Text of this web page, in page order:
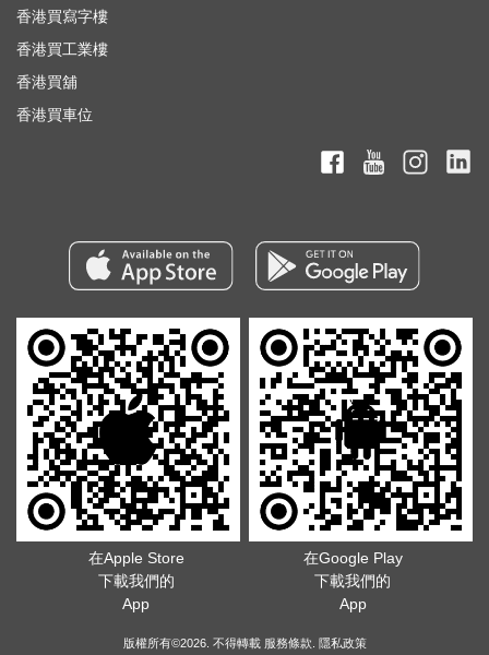
香港買寫字樓
香港買工業樓
香港買舖
香港買車位
在Apple Store
下載我們的
App
在Google Play
下載我們的
App
版權所有©2026. 不得轉載 服務條款 隱私政策